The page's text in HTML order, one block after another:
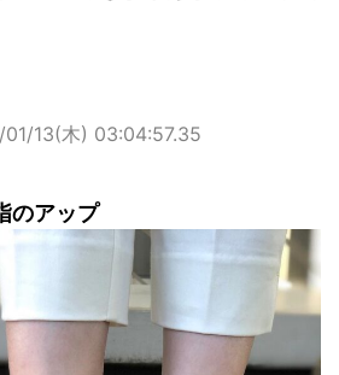
13(木) 03:04:57.35
のアップ